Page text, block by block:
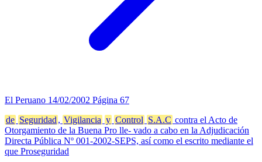
El Peruano 14/02/2002 Página 67
de Seguridad , Vigilancia y Control S.A.C contra el Acto de
Otorgamiento de la Buena Pro lle- vado a cabo en la Adjudicación
Directa Pública Nº 001-2002-SEPS, así como el escrito mediante el
que Proseguridad